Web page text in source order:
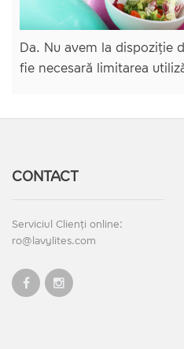
Da. Nu avem la dispoziție
fie necesară limitarea
CONTACT
Serviciul Clienți online:
ro@lavylites.com